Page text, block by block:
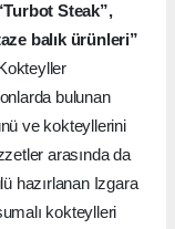
Steak”,
balık ürünleri”
bulunan
ve kokteyllerini
arasında da
hazırlanan Izgara
kokteylleri